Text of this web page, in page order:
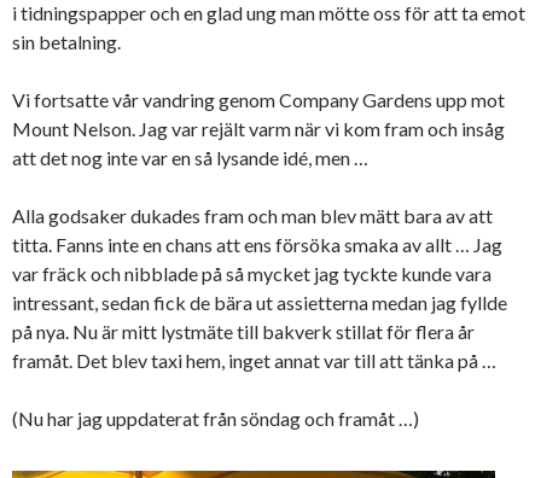
i tidningspapper och en glad ung man mötte oss för att ta emot
sin betalning.
Vi fortsatte vår vandring genom Company Gardens upp mot
Mount Nelson. Jag var rejält varm när vi kom fram och insåg
att det nog inte var en så lysande idé, men …
Alla godsaker dukades fram och man blev mätt bara av att
titta. Fanns inte en chans att ens försöka smaka av allt … Jag
var fräck och nibblade på så mycket jag tyckte kunde vara
intressant, sedan fick de bära ut assietterna medan jag fyllde
på nya. Nu är mitt lystmäte till bakverk stillat för flera år
framåt. Det blev taxi hem, inget annat var till att tänka på …
(Nu har jag uppdaterat från söndag och framåt …)